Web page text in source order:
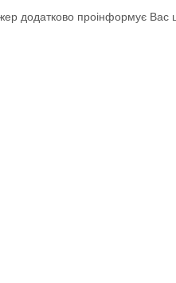
додатково проінформує Вас